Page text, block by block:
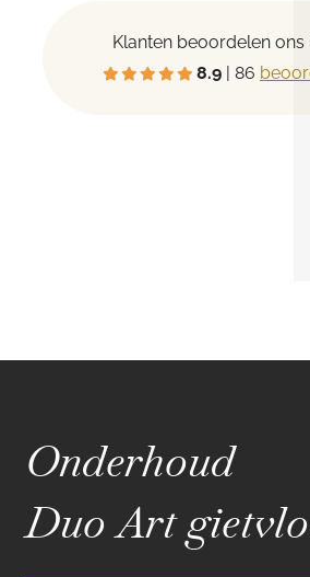
Klanten beoordelen ons
8.9 | 86
Onderhoud
Duo Art